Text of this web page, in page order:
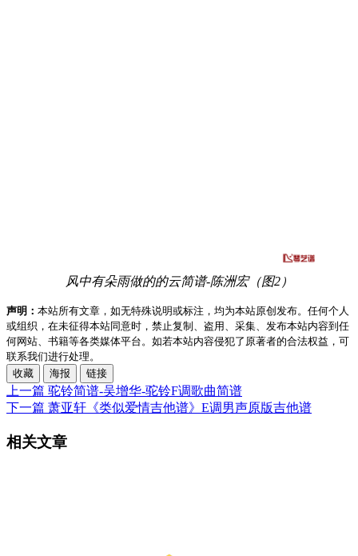
风中有朵雨做的的云简谱-陈洲宏（图2）
声明： 本站所有文章，如无特殊说明或标注，均为本站原创发布。任何个人
或组织，在未征得本站同意时，禁止复制、盗用、采集、发布本站内容到任
何网站、书籍等各类媒体平台。如若本站内容侵犯了原著者的合法权益，可
联系我们进行处理。
收藏
海报 链接
上一篇 驼铃简谱-吴增华-驼铃F调歌曲简谱
下一篇 萧亚轩《类似爱情吉他谱》E调男声原版吉他谱
相关文章